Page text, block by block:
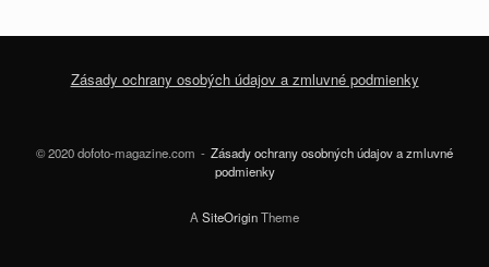
Zásady ochrany osobých údajov a zmluvné podmienky
© 2020 dofoto-magazine.com
Zásady ochrany osobných údajov a zmluvné
podmienky
A SiteOriginTheme